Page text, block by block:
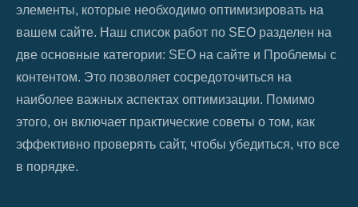
элементы, которые необходимо оптимизировать на
вашем сайте. Наш список работ по SEO разделен на
две основные категории: SEO на сайте и Проблемы с
контентом. Это позволяет сосредоточиться на
наиболее важных аспектах оптимизации. Помимо
этого, он включает практические советы о том, как
эффективно проверять сайт, чтобы убедиться, что все
в порядке.